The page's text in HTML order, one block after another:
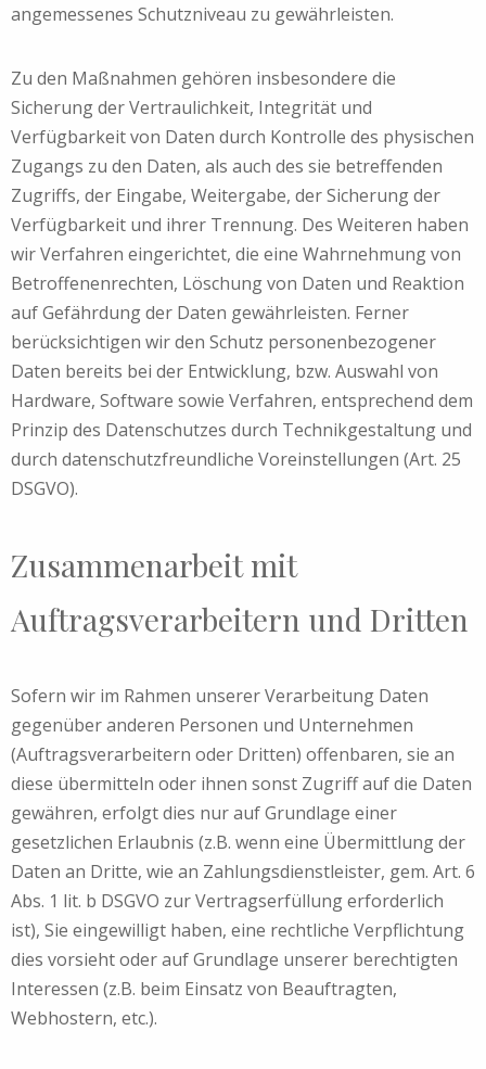
angemessenes Schutzniveau zu gewährleisten.
Zu den Maßnahmen gehören insbesondere die
Sicherung der Vertraulichkeit, Integrität und
Verfügbarkeit von Daten durch Kontrolle des physischen
Zugangs zu den Daten, als auch des sie betreffenden
Zugriffs, der Eingabe, Weitergabe, der Sicherung der
Verfügbarkeit und ihrer Trennung. Des Weiteren haben
wir Verfahren eingerichtet, die eine Wahrnehmung von
Betroffenenrechten, Löschung von Daten und Reaktion
auf Gefährdung der Daten gewährleisten. Ferner
berücksichtigen wir den Schutz personenbezogener
Daten bereits bei der Entwicklung, bzw. Auswahl von
Hardware, Software sowie Verfahren, entsprechend dem
Prinzip des Datenschutzes durch Technikgestaltung und
durch datenschutzfreundliche Voreinstellungen (Art. 25
DSGVO).
Zusammenarbeit mit
Auftragsverarbeitern und Dritten
Sofern wir im Rahmen unserer Verarbeitung Daten
gegenüber anderen Personen und Unternehmen
(Auftragsverarbeitern oder Dritten) offenbaren, sie an
diese übermitteln oder ihnen sonst Zugriff auf die Daten
gewähren, erfolgt dies nur auf Grundlage einer
gesetzlichen Erlaubnis (z.B. wenn eine Übermittlung der
Daten an Dritte, wie an Zahlungsdienstleister, gem. Art. 6
Abs. 1 lit. b DSGVO zur Vertragserfüllung erforderlich
ist), Sie eingewilligt haben, eine rechtliche Verpflichtung
dies vorsieht oder auf Grundlage unserer berechtigten
Interessen (z.B. beim Einsatz von Beauftragten,
Webhostern, etc.).